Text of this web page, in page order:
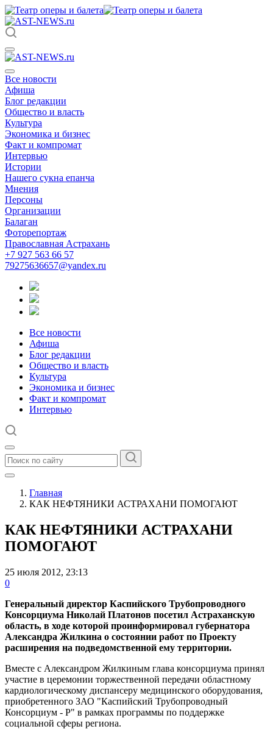
Все новости
Афиша
Блог редакции
Общество и власть
Культура
Экономика и бизнес
Факт и компромат
Интервью
Истории
Нашего сукна епанча
Мнения
Персоны
Организации
Балаган
Фоторепортаж
Православная Астрахань
+7 927 563 66 57
79275636657@yandex.ru
Все новости
Афиша
Блог редакции
Общество и власть
Культура
Экономика и бизнес
Факт и компромат
Интервью
Главная
КАК НЕФТЯНИКИ АСТРАХАНИ ПОМОГАЮТ
КАК НЕФТЯНИКИ АСТРАХАНИ
ПОМОГАЮТ
25 июля 2012, 23:13
0
Генеральный директор Каспийского Трубопроводного
Консорциума Николай Платонов посетил Астраханскую
область, в ходе которой проинформировал губернатора
Александра Жилкина о состоянии работ по Проекту
расширения на подведомственной ему территории.
Вместе с Александром Жилкиным глава консорциума принял
участие в церемонии торжественной передачи областному
кардиологическому диспансеру медицинского оборудования,
приобретенного ЗАО "Каспийский Трубопроводный
Консорциум - Р" в рамках программы по поддержке
социальной сферы региона.